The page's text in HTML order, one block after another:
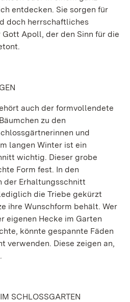
entdecken. Sie sorgen für
doch herrschaftliches
Apoll, der den Sinn für die
auch der formvollendete
zu den
und
langen Winter ist ein
wichtig. Dieser grobe
Form fest. In den
der Erhaltungsschnitt
die Triebe gekürzt
ihre Wunschform behält. Wer
eigenen Hecke im Garten
könnte gespannte Fäden
verwenden. Diese zeigen an,
SCHLOSSGARTEN